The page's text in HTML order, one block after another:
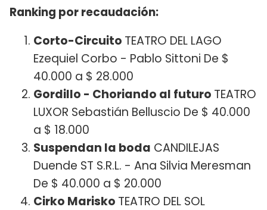
Ranking por recaudación:
Corto-Circuito TEATRO DEL LAGO
Ezequiel Corbo - Pablo Sittoni De $
40.000 a $ 28.000
Gordillo - Choriando al futuro TEATRO
LUXOR Sebastián Belluscio De $ 40.000
a $ 18.000
Suspendan la boda CANDILEJAS
Duende ST S.R.L. - Ana Silvia Meresman
De $ 40.000 a $ 20.000
Cirko Marisko TEATRO DEL SOL